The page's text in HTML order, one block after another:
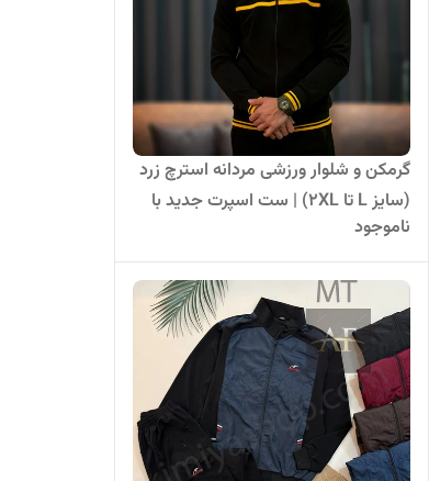
گرمکن و شلوار ورزشی مردانه استرچ زرد
(سایز L تا 2XL) | ست اسپرت جدید با
تضمین کیفیت
ناموجود